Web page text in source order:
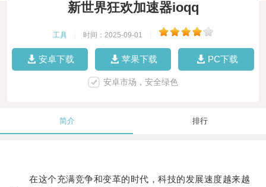
新世界狂欢加速器ioqq
工具 时间：2025-09-01
安卓下载 苹果下载 PC下载
安卓市场，安全绿色
简介 排行
在这个充满竞争和变革的时代，科技的发展速度越来越